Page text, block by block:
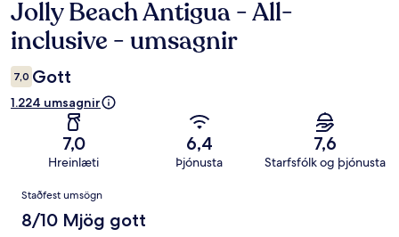
Umsagnir
Jolly Beach Antigua - All-
inclusive - umsagnir
7,0 Gott
1.224 umsagnir
7,0
Hreinlæti
6,4
Þjónusta
7,6
Starfsfólk og þjónusta
Umsagnir
Staðfest umsögn
8/10 Mjög gott